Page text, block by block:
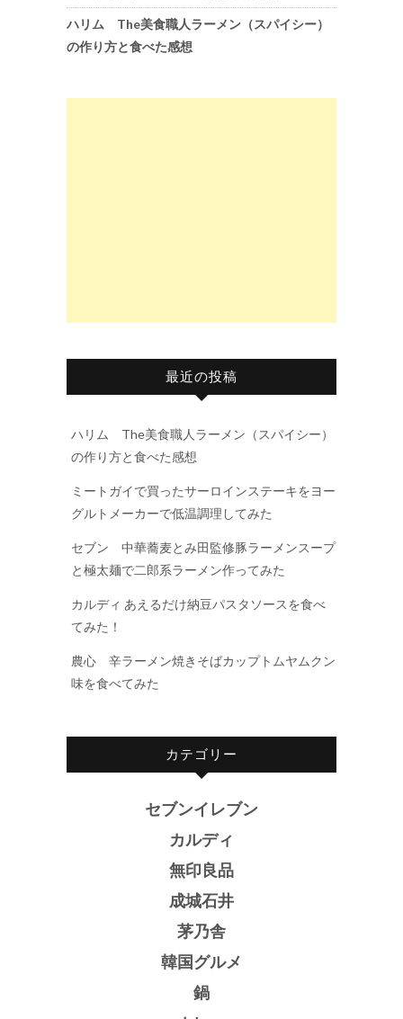
ハリム The美食職人ラーメン（スパイシー）
の作り方と食べた感想
最近の投稿
ハリム The美食職人ラーメン（スパイシー）
の作り方と食べた感想
ミートガイで買ったサーロインステーキをヨー
グルトメーカーで低温調理してみた
セブン 中華蕎麦とみ田監修豚ラーメンスープ
と極太麺で二郎系ラーメン作ってみた
カルディ あえるだけ納豆パスタソースを食べ
てみた！
農心 辛ラーメン焼きそばカップトムヤムクン
味を食べてみた
カテゴリー
セブンイレブン
カルディ
無印良品
成城石井
茅乃舎
韓国グルメ
鍋